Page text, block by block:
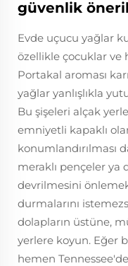
güvenlik
Evde uçucu yağlar
özellikle çocuklar ve
Portakal aroması
yağlar yanlışlıkla
Bu şişeleri alçak
emniyetli kapaklı
konumlandırılması
meraklı pençeler ya
devrilmesini
durmalarını
dolapların üstüne,
yerlere koyun. Eğer
hemen